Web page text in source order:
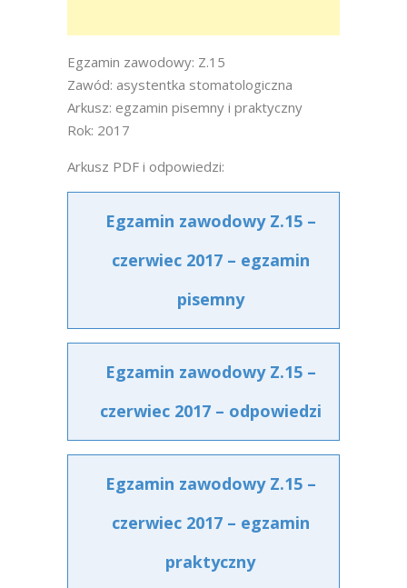
Egzamin zawodowy: Z.15
Zawód: asystentka stomatologiczna
Arkusz: egzamin pisemny i praktyczny
Rok: 2017
Arkusz PDF i odpowiedzi:
Egzamin zawodowy Z.15 –
czerwiec 2017 – egzamin
pisemny
Egzamin zawodowy Z.15 –
czerwiec 2017 – odpowiedzi
Egzamin zawodowy Z.15 –
czerwiec 2017 – egzamin
praktyczny